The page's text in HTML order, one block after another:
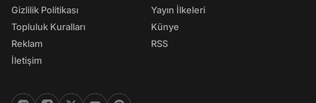
Gizlilik Politikası
Topluluk Kuralları
Reklam
İletişim
Yayın İlkeleri
Künye
RSS